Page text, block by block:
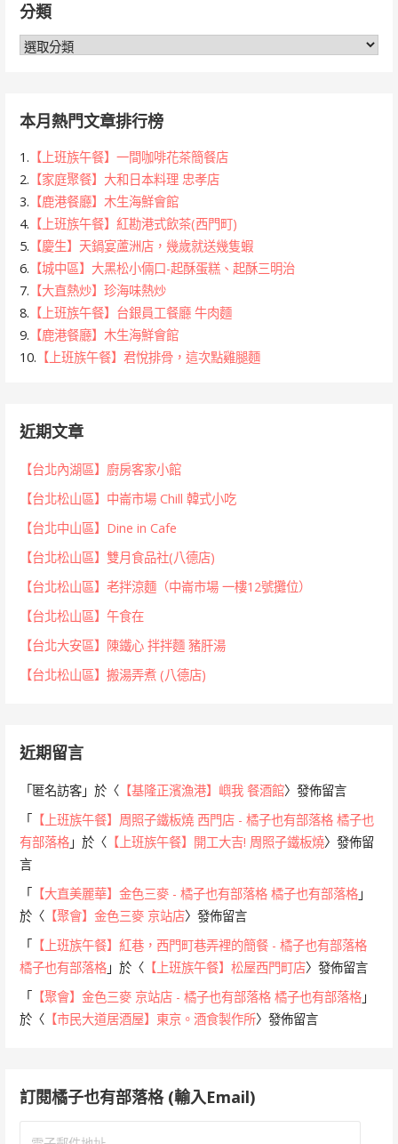
字:分類
分
本月熱門文章排行榜
1. 【上班族午餐】一間咖啡花茶簡餐店
2. 【家庭聚餐】大和日本料理 忠孝店
3. 【鹿港餐廳】木生海鮮會館
4. 【上班族午餐】紅勘港式飲茶(西門町)
5. 【慶生】天鍋宴蘆洲店，幾歲就送幾隻蝦
6. 【城中區】大黑松小倆口-起酥蛋糕、起酥三明治
7. 【大直熱炒】珍海味熱炒
8. 【上班族午餐】台銀員工餐廳 牛肉麵
9. 【鹿港餐廳】木生海鮮會館
10. 【上班族午餐】君悅排骨，這次點雞腿麵
近期文章
【台北內湖區】廚房客家小館
【台北松山區】中崙市場 Chill 韓式小吃
【台北中山區】Dine in Cafe
【台北松山區】雙月食品社(八德店)
【台北松山區】老拌涼麵（中崙市場 一樓12號攤位）
【台北松山區】午食在
【台北大安區】陳鐵心 拌拌麵 豬肝湯
【台北松山區】搬湯弄煮 (八德店)
近期留言
「匿名訪客 」於〈 【基隆正濱漁港】嶼我 餐酒館〉發佈留言
「 【上班族午餐】周照子鐵板燒 西門店 - 橘子也有部落格 橘子也
有部落格 」於〈 【上班族午餐】開工大吉! 周照子鐵板燒〉發佈留
言
「 【大直美麗華】金色三麥 - 橘子也有部落格 橘子也有部落格 」
於〈 【聚會】金色三麥 京站店〉發佈留言
「 【上班族午餐】紅巷，西門町巷弄裡的簡餐 - 橘子也有部落格
橘子也有部落格 」於〈 【上班族午餐】松屋西門町店〉發佈留言
「 【聚會】金色三麥 京站店 - 橘子也有部落格 橘子也有部落格 」
於〈 【市民大道居酒屋】東京。酒食製作所〉發佈留言
訂閱橘子也有部落格 (輸入Email)